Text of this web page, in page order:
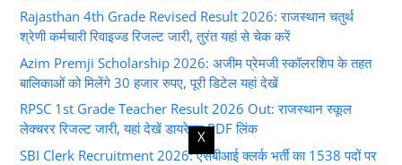
Rajasthan 4th Grade Revised Result 2026: राजस्थान चतुर्थ
श्रेणी कर्मचारी रिवाइज्ड रिजल्ट जारी, तुरंत यहां से चेक करें
Azim Premji Scholarship 2026: अजीम प्रेमजी स्कॉलरशिप के तहत
बालिकाओं को मिलेंगे 30 हजार रुपए, पूरी डिटेल यहां देखें
RPSC 1st Grade Teacher Result 2026 Out: राजस्थान स्कूल
लेक्चरर रिजल्ट जारी, यहां देखें डायरेक्ट PDF लिंक
SBI Clerk Recruitment 2026: एसबीआई क्लर्क भर्ती का 1538 पदों पर
X